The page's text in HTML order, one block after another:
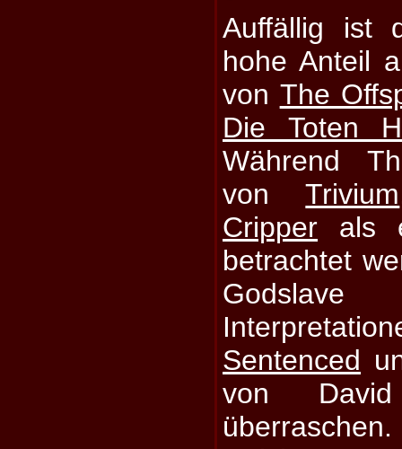
Auffällig ist
hohe Anteil
von The
Die Toten
Während
vonTrivium
Cripper als
betrachtet
Sentenced
von